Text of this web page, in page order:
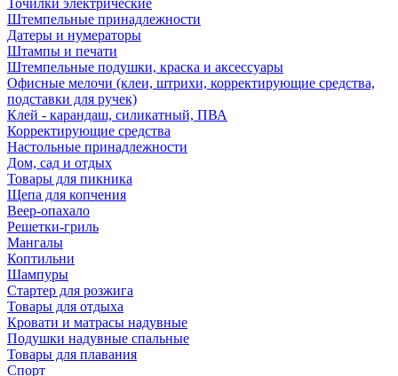
Точилки электрические
Штемпельные принадлежности
Датеры и нумераторы
Штампы и печати
Штемпельные подушки, краска и аксессуары
Офисные мелочи (клеи, штрихи, корректирующие средства,
подставки для ручек)
Клей - карандаш, силикатный, ПВА
Корректирующие средства
Настольные принадлежности
Дом, сад и отдых
Товары для пикника
Щепа для копчения
Веер-опахало
Решетки-гриль
Мангалы
Коптильни
Шампуры
Стартер для розжига
Товары для отдыха
Кровати и матрасы надувные
Подушки надувные спальные
Товары для плавания
Спорт